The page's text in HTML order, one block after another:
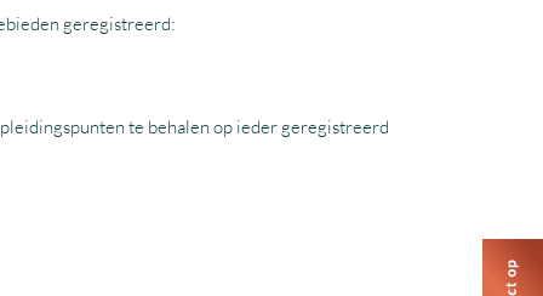
geregistreerd:
te behalen op ieder geregistreerd